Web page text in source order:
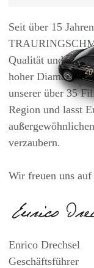
Seit über 15
Qualität und
hoher
unserer über 35
Region und lasst
verzaubern.
Wir freuen uns auf
Enrico Drechsel
Geschäftsführer